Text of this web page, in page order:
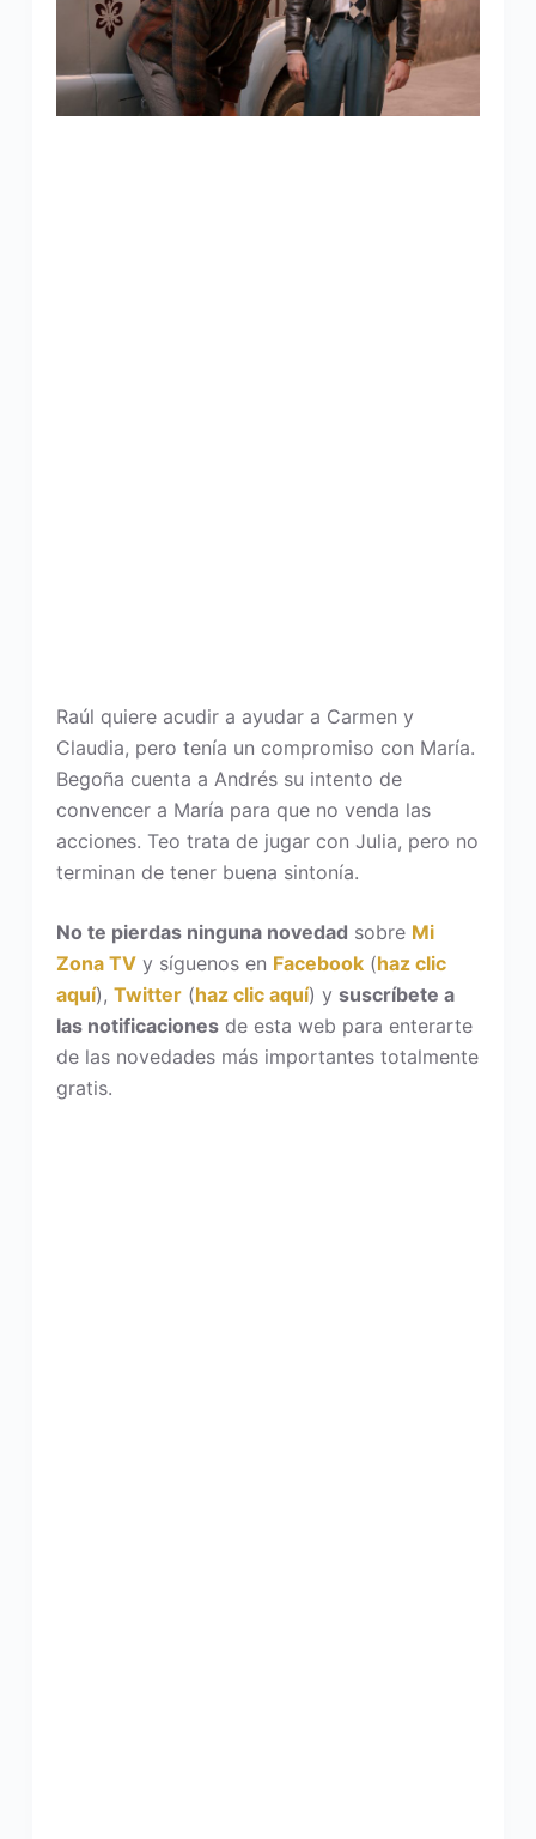
Raúl quiere acudir a ayudar a Carmen y
Claudia, pero tenía un compromiso con María.
Begoña cuenta a Andrés su intento de
convencer a María para que no venda las
acciones. Teo trata de jugar con Julia, pero no
terminan de tener buena sintonía.
No te pierdas ninguna novedad sobre Mi
Zona TVy síguenos en Facebook(haz clic
aquí), Twitter(haz clic aquí) y suscríbete a
las notificacionesde esta web para enterarte
de las novedades más importantes totalmente
gratis.